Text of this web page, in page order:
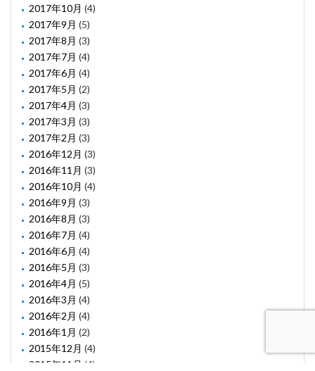
2017年10月 (4)
2017年9月 (5)
2017年8月 (3)
2017年7月 (4)
2017年6月 (4)
2017年5月 (2)
2017年4月 (3)
2017年3月 (3)
2017年2月 (3)
2016年12月 (3)
2016年11月 (3)
2016年10月 (4)
2016年9月 (3)
2016年8月 (3)
2016年7月 (4)
2016年6月 (4)
2016年5月 (3)
2016年4月 (5)
2016年3月 (4)
2016年2月 (4)
2016年1月 (2)
2015年12月 (4)
2015年11月 (4)